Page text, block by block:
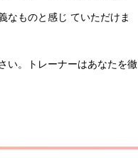
なものと感じ ていただけま
い。トレーナーはあなたを徹